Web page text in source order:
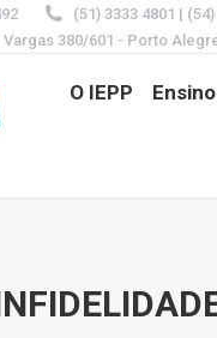
(51) 3333 4801 |
380/601 - Porto
O IEPP Ensino